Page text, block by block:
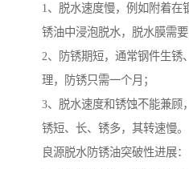
1、脱水速度慢，例如附着在
锈油中浸泡脱水，脱水膜需要
2、防锈期短，通常钢件生锈
理，防锈只需一个月；
3、脱水速度和锈蚀不能兼顾
锈短、长、锈多，其转速慢。
良源脱水防锈油突破性进展：